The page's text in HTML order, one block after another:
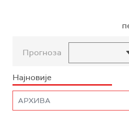
Прогноза
Најновије